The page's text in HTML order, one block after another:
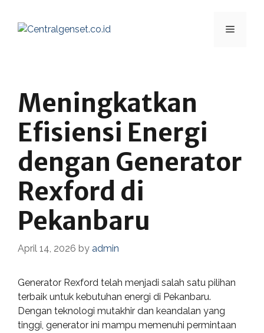
content
Menu
Meningkatkan
Efisiensi Energi
dengan Generator
Rexford di
Pekanbaru
April 14, 2026 by admin
Generator Rexford telah menjadi salah satu pilihan
terbaik untuk kebutuhan energi di Pekanbaru.
Dengan teknologi mutakhir dan keandalan yang
tinggi, generator ini mampu memenuhi permintaan